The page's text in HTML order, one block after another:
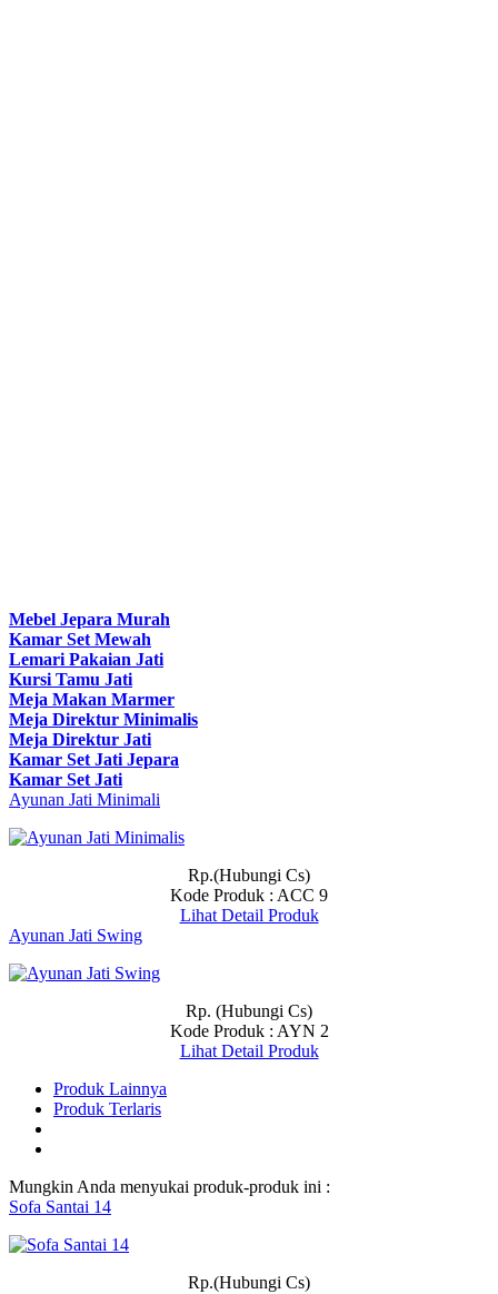
Mebel Jepara Murah
Kamar Set Mewah
Lemari Pakaian Jati
Kursi Tamu Jati
Meja Makan Marmer
Meja Direktur Minimalis
Meja Direktur Jati
Kamar Set Jati Jepara
Kamar Set Jati
Ayunan Jati Minimali
Rp.(Hubungi Cs)
Kode Produk : ACC 9
Lihat Detail Produk
Ayunan Jati Swing
Rp. (Hubungi Cs)
Kode Produk : AYN 2
Lihat Detail Produk
Produk Lainnya
Produk Terlaris
Mungkin Anda menyukai produk-produk ini :
Sofa Santai 14
Rp.(Hubungi Cs)